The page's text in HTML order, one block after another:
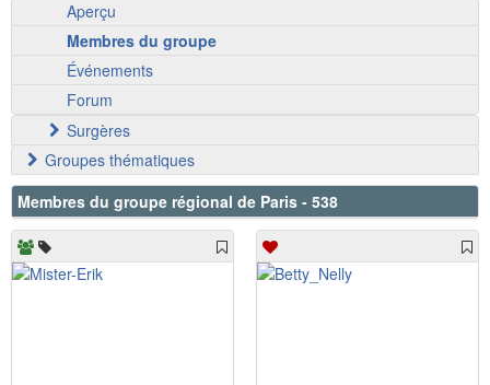
Aperçu
Membres du groupe
Événements
Forum
Surgères
Groupes thématiques
Membres du groupe régional de Paris - 538